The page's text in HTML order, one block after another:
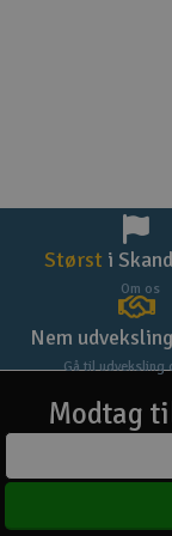
Størst i
Om os
Nem
Gå til udveksling
Modtag